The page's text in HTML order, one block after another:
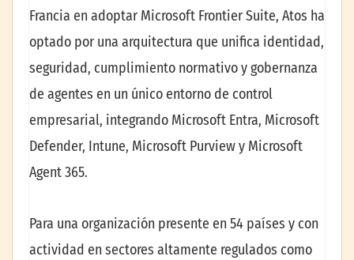
Francia en adoptar Microsoft Frontier Suite, Atos ha
optado por una arquitectura que unifica identidad,
seguridad, cumplimiento normativo y gobernanza
de agentes en un único entorno de control
empresarial, integrando Microsoft Entra, Microsoft
Defender, Intune, Microsoft Purview y Microsoft
Agent 365.
Para una organización presente en 54 países y con
actividad en sectores altamente regulados como